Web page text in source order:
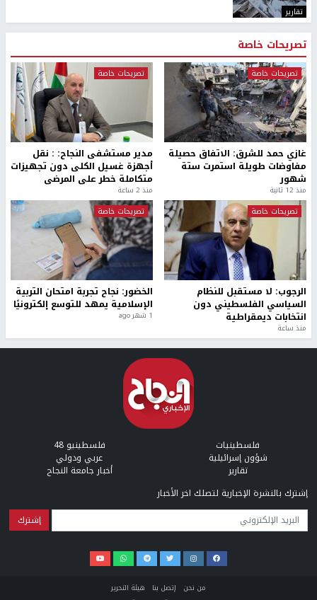
تقارير
تصريحات خاصة
تصريحات خاصة
غازي حمد للشرق: الاتفاق حصيلة
مفاوضات طويلة استمرت ستة
شهور
منذ 12 ثانية
تصريحات خاصة
مدير مستشفى النجاح: : نقل
أجهزة غسيل الكلى دون تجهيزات
متكاملة خطر على المرضى
منذ 2 ساعة
تصريحات خاصة
الرجوب: لا مستقبل للنظام
السياسي الفلسطيني دون
انتخابات ديمقراطية
منذ ساعة
تصريحات خاصة
الخضور: نجاح تجربة امتحان التربية
الإسلامية يمهد للتوسع إلكترونيًا
1 شهر ago
فلسطينيات فلسطينيو 48
شؤون إسرائيلية عربي ودولي
تقارير
أخبار جامعة النجاح
إشترك بالنشرة الإخبارية لتصلك اخر الأخبار
البريد الإلكتروني
من نحن إتصل بنا
هيئة التحرير